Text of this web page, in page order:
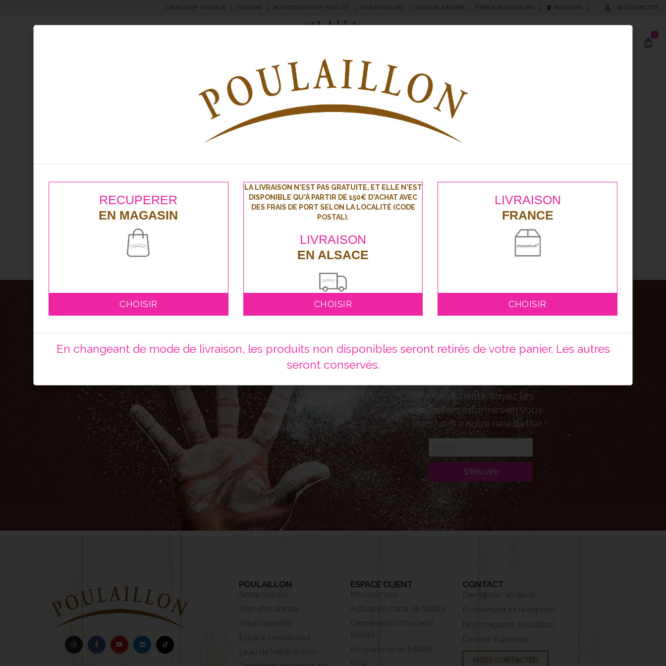
CATALOGUE TRAITEUR | HISTOIRE | ACTIVATION CARTE FIDÉLITÉ | INVESTISSEURS | NOUS REJOINDRE | ESPACE REVENDEURS | MAGASINS | SE CONNECTER
0
Pâtisserie Apéritifs Traiteur
Abonnez-vous
à notre newsletter
!
Nouveautés, bons plans ou
événements, soyez les
premiers informés en vous
inscrivant à notre newsletter !
S'inscrire
POULAILLON
Notre histoire
Bien-être animal
Nous rejoindre
Espace investisseur
L'eau de Velleminfroy
ESPACE CLIENT
Mon compte
Activation carte de fidélité
Demandez votre carte
fidélité
Programme de fidélité
FAQ
CONTACT
Demander un devis
Évènement et réception
Nos magasins Poulaillon
Devenir franchisé
NOUS CONTACTER
RECUPERER
EN MAGASIN
CHOISIR
LA LIVRAISON N'EST PAS GRATUITE, ET ELLE N'EST
DISPONIBLE QU'À PARTIR DE 150€ D'ACHAT AVEC
DES FRAIS DE PORT SELON LA LOCALITÉ (CODE
POSTAL).
LIVRAISON
EN ALSACE
CHOISIR
LIVRAISON
FRANCE
CHOISIR
En changeant de mode de livraison, les produits non disponibles seront retirés de votre panier. Les autres
seront conservés.